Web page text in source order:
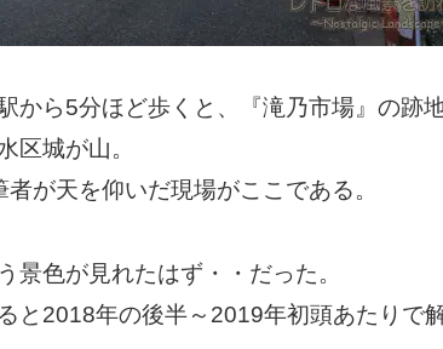
から5分ほど歩くと、『滝乃市場』の跡
区城が山。
が天を仰いだ現場がここである。
景色が見れたはず・・だった。
と2018年の後半～2019年初頭あたりで